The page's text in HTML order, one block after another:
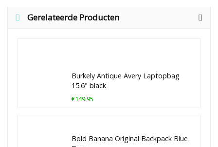
Gerelateerde Producten
Burkely Antique Avery Laptopbag
15.6" black
€149.95
Bold Banana Original Backpack Blue